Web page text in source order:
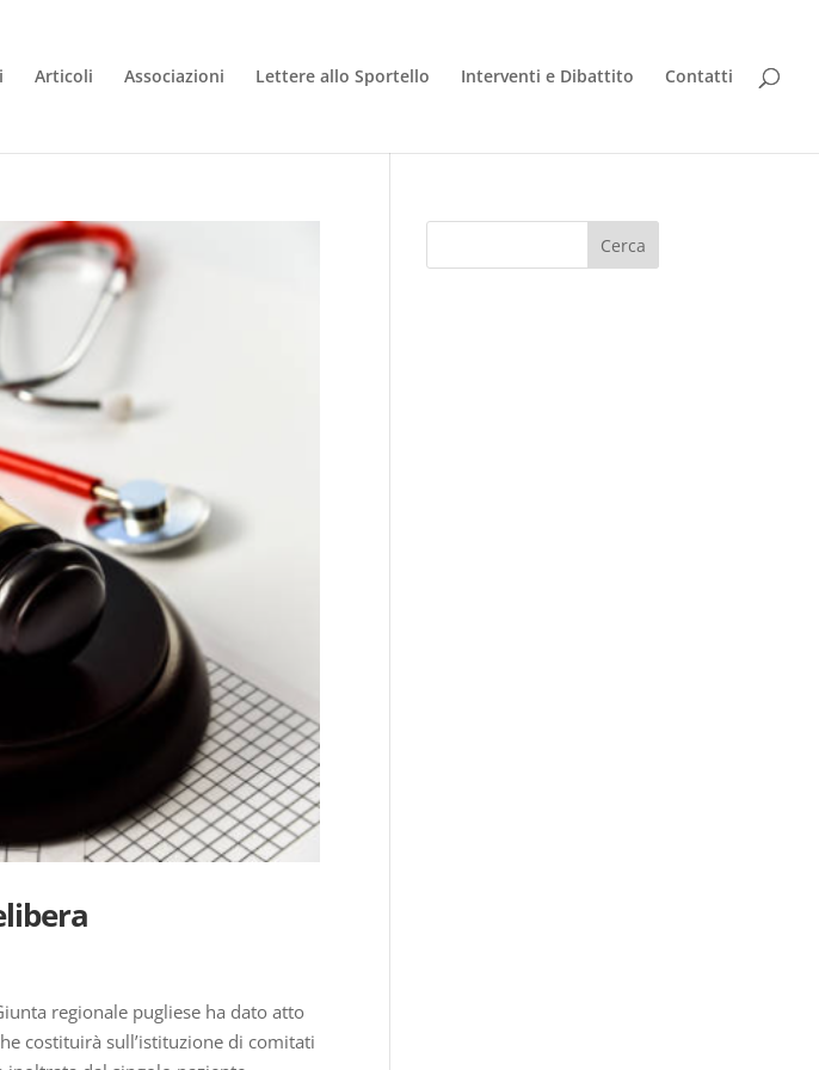
Articoli Associazioni Lettere allo Sportello Interventi e Dibattito Contatti
regionale pugliese ha dato atto
costituirà sull’istituzione di comitati